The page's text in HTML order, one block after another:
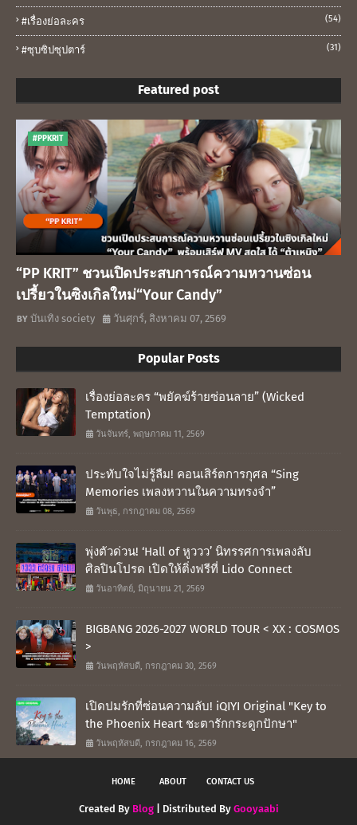
#เรื่องย่อละคร (54)
#ซุบซิปซุปตาร์ (31)
Featured post
#PPKRIT
“PP KRIT” ชวนเปิดประสบการณ์ความหวานซ่อน
เปรี้ยวในซิงเกิลใหม่“Your Candy”
บันเทิง society วันศุกร์, สิงหาคม 07, 2569
Popular Posts
เรื่องย่อละคร “พยัคฆ์ร้ายซ่อนลาย” (Wicked
Temptation)
วันจันทร์, พฤษภาคม 11, 2569
ประทับใจไม่รู้ลืม! คอนเสิร์ตการกุศล “Sing
Memories เพลงหวานในความทรงจำ”
วันพุธ, กรกฎาคม 08, 2569
พุ่งตัวด่วน! ‘Hall of หูววว’ นิทรรศการเพลงลับ
ศิลปินโปรด เปิดให้ติ่งฟรีที่ Lido Connect
วันอาทิตย์, มิถุนายน 21, 2569
BIGBANG 2026-2027 WORLD TOUR < XX : COSMOS
>
วันพฤหัสบดี, กรกฎาคม 30, 2569
เปิดปมรักที่ซ่อนความลับ! iQIYI Original "Key to
the Phoenix Heart ชะตารักกระดูกปักษา"
วันพฤหัสบดี, กรกฎาคม 16, 2569
HOME ABOUT CONTACT US
Created By Blog| Distributed By Gooyaabi